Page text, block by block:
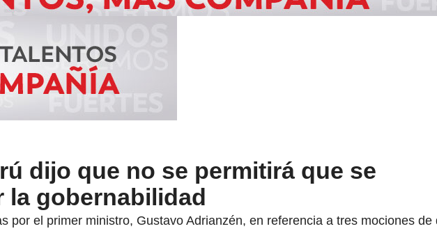
dijo que no se permitirá que se
la gobernabilidad
por el primer ministro, Gustavo Adrianzén, en referencia a tres mociones